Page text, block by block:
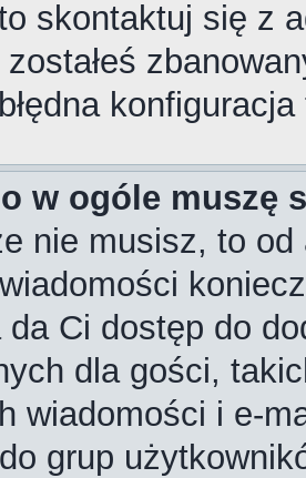
skontaktuj się z
w ogóle muszę
nie musisz, to
da Ci dostęp do
dla gości,
wiadomości i e-
grup